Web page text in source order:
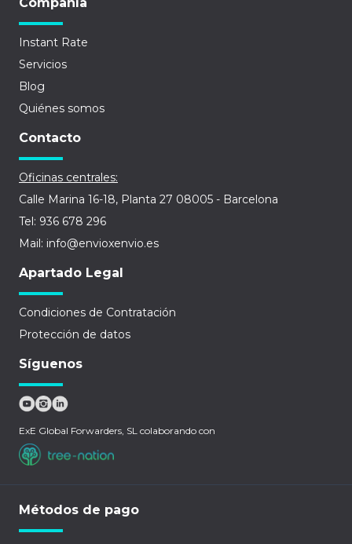
Instant Rate
Servicios
Blog
Quiénes somos
Contacto
Oficinas centrales:
Calle Marina 16-18, Planta 27 08005 - Barcelona
Tel: 936 678 296
Mail: info@envioxenvio.es
Apartado Legal
Condiciones de Contratación
Protección de datos
Síguenos
ExE Global Forwarders, SL colaborando con
Métodos de pago